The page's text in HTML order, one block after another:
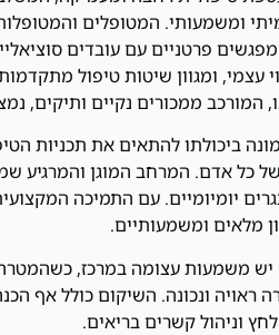
ומשמעותי. המטופלים והמטופלות
פרטניים עם עובדים
עצמי, ומגוון שיטות טיפול
נקיים ותיקים, נמצא כאן עבורכם 24/
ביכולתו להתאים את תכניות
כל אדם. המרחב המוגן והמרגיע
יומיומיים. עם התמיכה
מלאים ומשמעותיים.
יש משמעות עצומה במרכז,
ראויה ונכונה. השיקום כולל אף
וניהול קשרים בריאים.